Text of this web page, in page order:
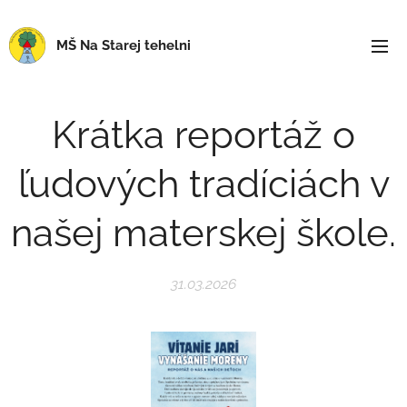
MŠ Na Starej tehelni
Krátka reportáž o
ľudových tradíciách v
našej materskej škole.
31.03.2026